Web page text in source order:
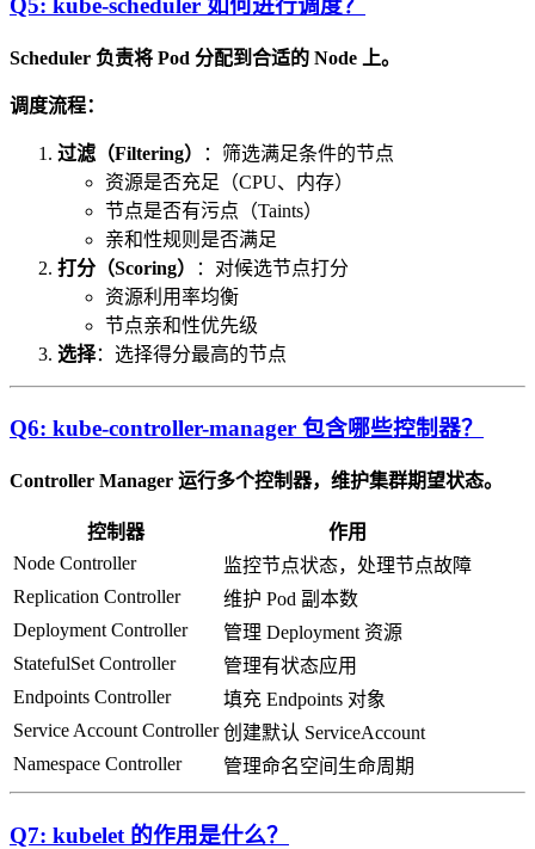
Q5: kube-scheduler 如何进行调度？
Scheduler 负责将 Pod 分配到合适的 Node 上。
调度流程：
过滤（Filtering）
：筛选满足条件的节点
资源是否充足（CPU、内存）
节点是否有污点（Taints）
亲和性规则是否满足
打分（Scoring）
：对候选节点打分
资源利用率均衡
节点亲和性优先级
选择：选择得分最高的节点
Q6: kube-controller-manager 包含哪些控制器？
Controller Manager 运行多个控制器，维护集群期望状态。
控制器
作用
Node Controller
监控节点状态，处理节点故障
Replication Controller
维护 Pod 副本数
Deployment Controller
管理 Deployment 资源
StatefulSet Controller
管理有状态应用
Endpoints Controller
填充 Endpoints 对象
Service Account Controller 创建默认 ServiceAccount
Namespace Controller
管理命名空间生命周期
Q7: kubelet 的作用是什么？